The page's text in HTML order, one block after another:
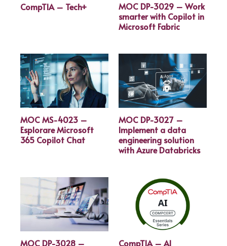
CompTIA – Tech+
MOC DP-3029 – Work
smarter with Copilot in
Microsoft Fabric
MOC MS-4023 –
Esplorare Microsoft
365 Copilot Chat
MOC DP-3027 –
Implement a data
engineering solution
with Azure Databricks
MOC DP-3028 –
CompTIA – AI